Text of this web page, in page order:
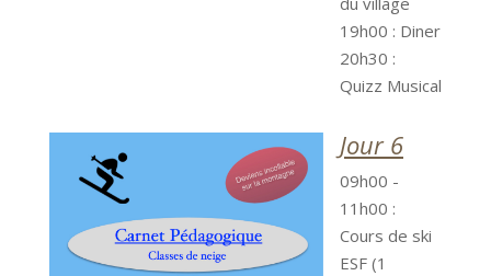
19h00 : Diner
20h30 :
Quizz Musical
Jour 6
09h00 -
11h00 :
Cours de ski
ESF (1